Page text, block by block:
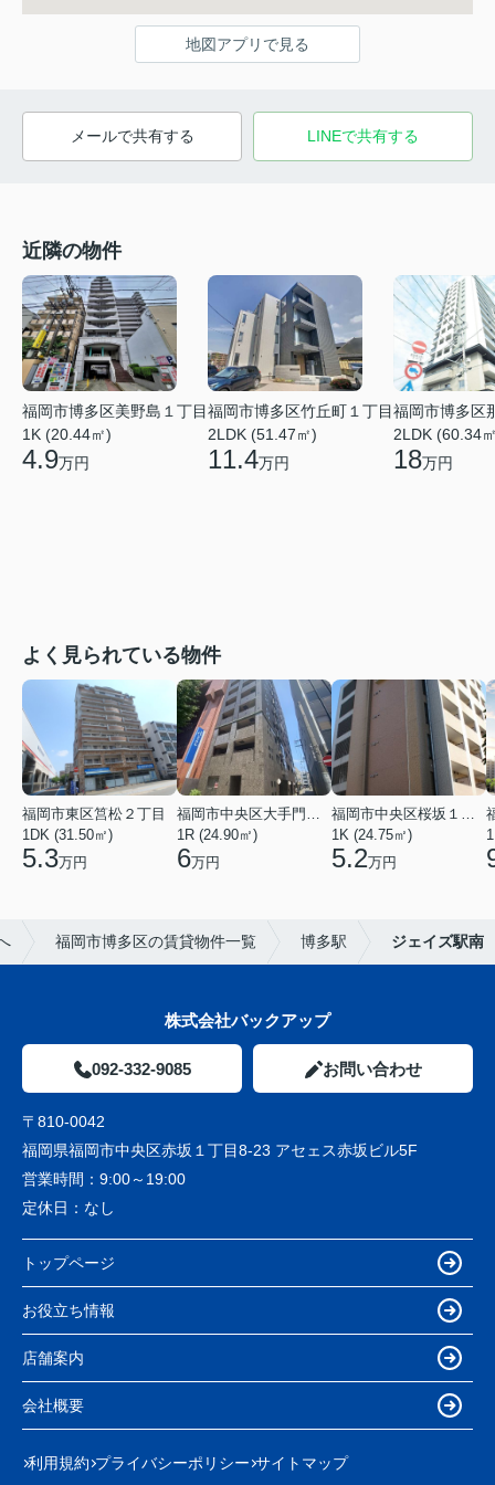
地図アプリで見る
メールで共有する LINEで共有する
近隣の物件
福岡市博多区美野島１丁目
1K (20.44㎡)
4.9万円
福岡市博多区竹丘町１丁目
2LDK (51.47㎡)
11.4万円
福岡市博多区
2LDK (60.34
18万円
よく見られている物件
福岡市東区筥松２丁目
1DK (31.50㎡)
5.3万円
福岡市中央区大手門３丁目
1R (24.90㎡)
6万円
福岡市中央区桜坂１丁目
1K (24.75㎡)
5.2万円
福岡市博多区の賃貸物件一覧 博多駅 ジェイズ駅南
株式会社バックアップ
092-332-9085 お問い合わせ
〒810-0042
福岡県福岡市中央区赤坂１丁目8-23 アセェス赤坂ビル5F
営業時間： 9:00～19:00
定休日： なし
トップページ
お役立ち情報
店舗案内
会社概要
利用規約 プライバシーポリシー サイトマップ